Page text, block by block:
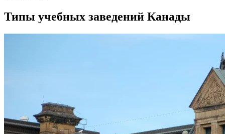
Типы учебных заведений Канады